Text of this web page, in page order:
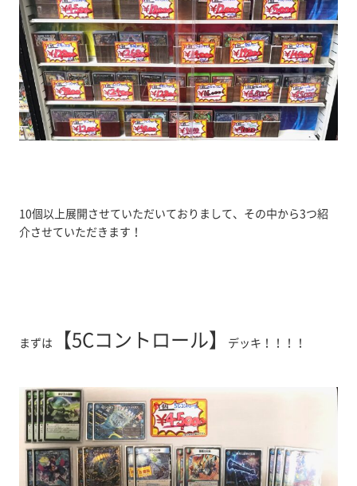
10個以上展開させていただいておりまして、その中から3つ紹
介させていただきます！
まずは 【5Cコントロール】 デッキ！！！！